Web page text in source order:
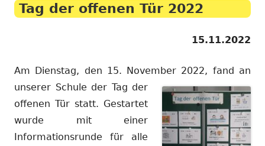
Tag der offenen Tür 2022
15.11.2022
Am Dienstag, den 15. November 2022, fand an
unserer Schule der Tag der
offenen Tür statt. Gestartet
wurde mit einer
Informationsrunde für alle